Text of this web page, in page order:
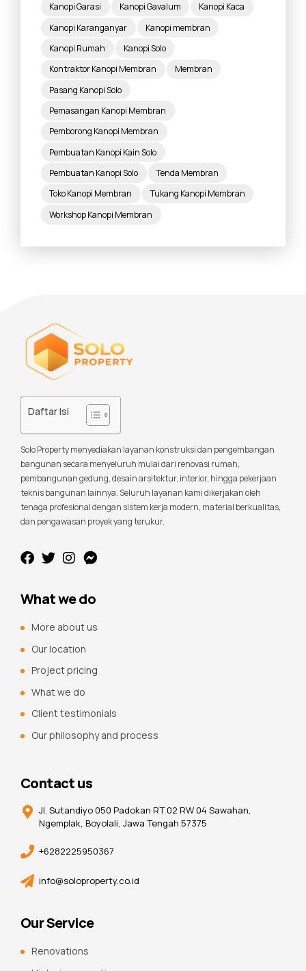
Kanopi Garasi
Kanopi Gavalum
Kanopi Kaca
Kanopi Karanganyar
Kanopi membran
Kanopi Rumah
Kanopi Solo
Kontraktor Kanopi Membran
Membran
Pasang Kanopi Solo
Pemasangan Kanopi Membran
Pemborong Kanopi Membran
Pembuatan Kanopi Kain Solo
Pembuatan Kanopi Solo
Tenda Membran
Toko Kanopi Membran
Tukang Kanopi Membran
Workshop Kanopi Membran
Daftar Isi
Solo Property menyediakan layanan konstruksi dan pengembangan
bangunan secara menyeluruh mulai dari renovasi rumah,
pembangunan gedung, desain arsitektur, interior, hingga pekerjaan
teknis bangunan lainnya. Seluruh layanan kami dikerjakan oleh
tenaga profesional dengan sistem kerja modern, material berkualitas,
dan pengawasan proyek yang terukur.
What we do
More about us
Our location
Project pricing
What we do
Client testimonials
Our philosophy and process
Contact us
Jl. Sutandiyo 050 Padokan RT 02 RW 04 Sawahan,
Ngemplak, Boyolali, Jawa Tengah 57375
+6282225950367
info@soloproperty.co.id
Our Service
Renovations